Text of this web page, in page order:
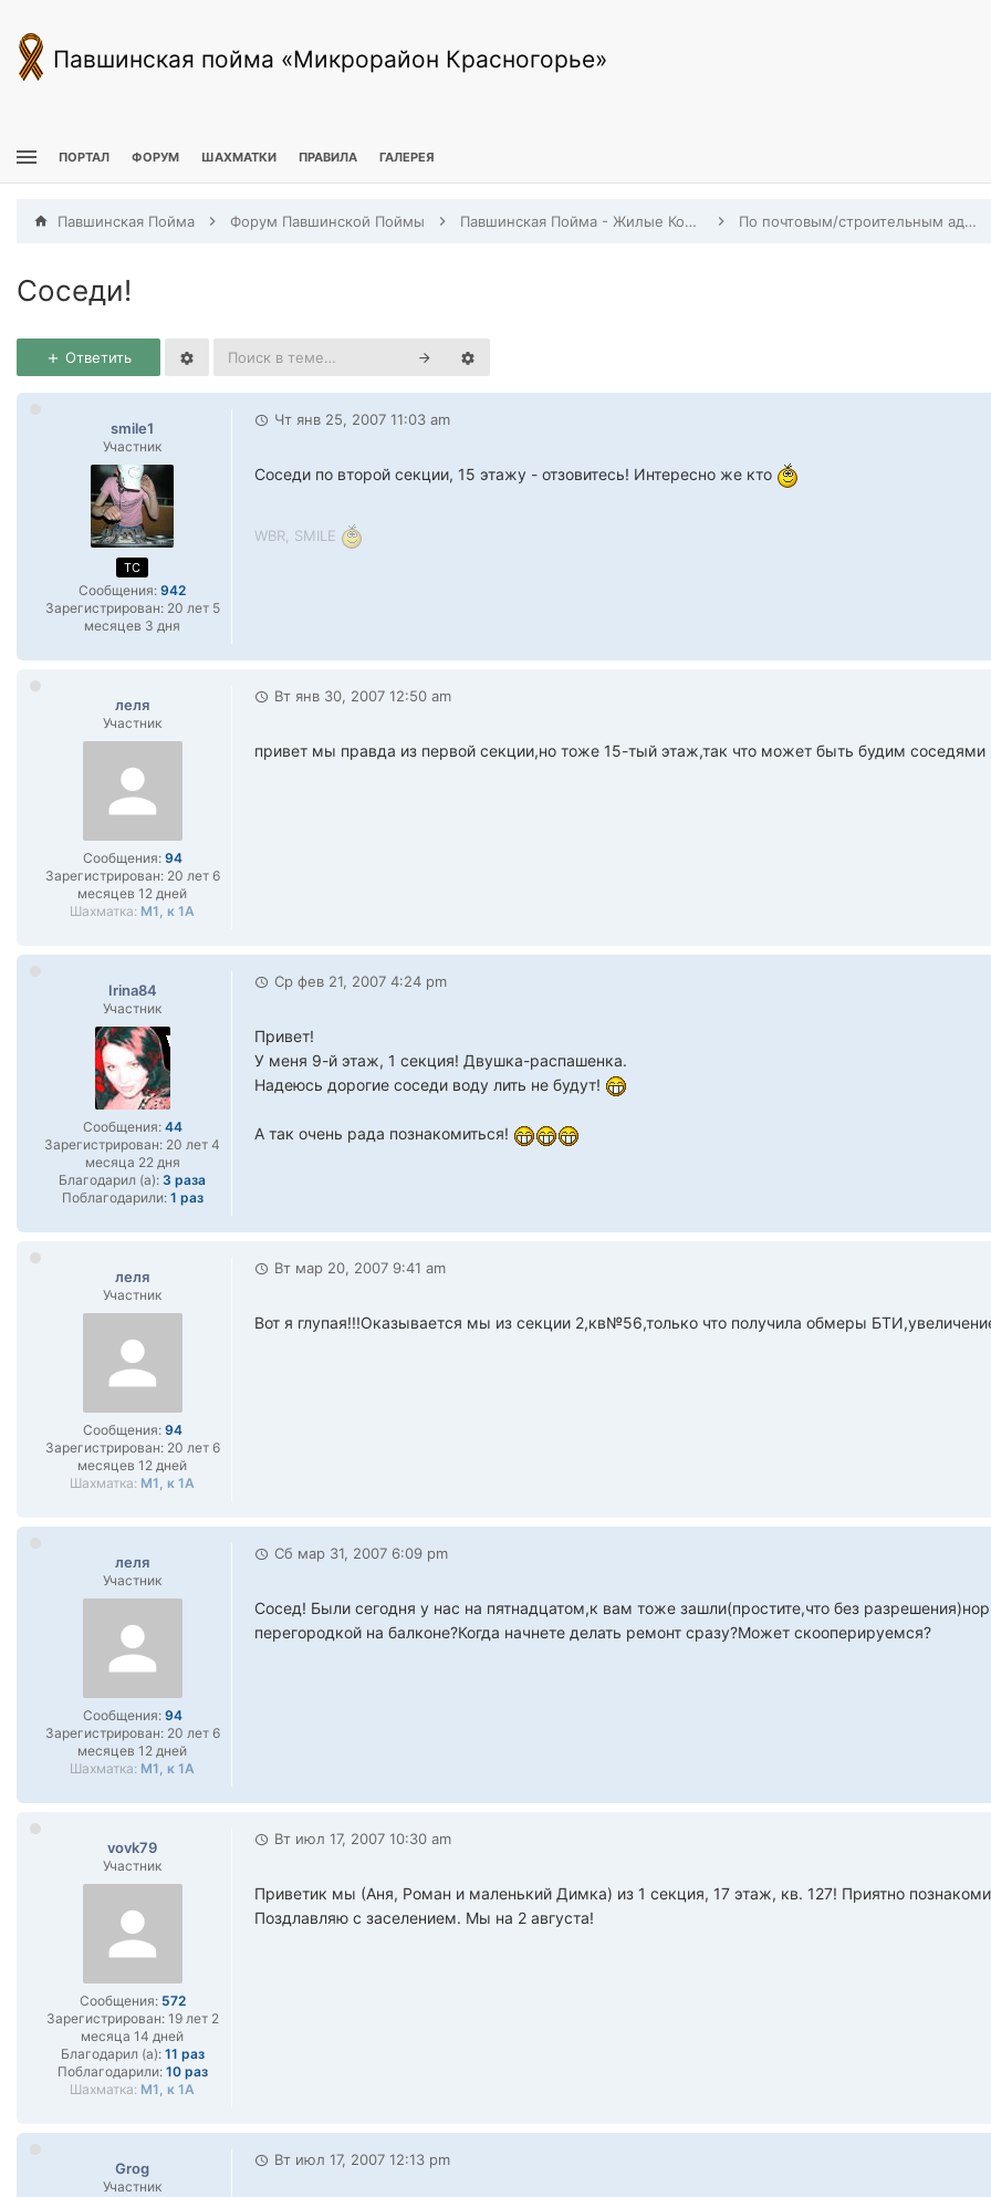
Павшинская пойма «Микрорайон Красногорье»
ПОРТАЛ ФОРУМ ШАХМАТКИ ПРАВИЛА ГАЛЕРЕЯ
Павшинская Пойма Форум Павшинской Поймы Павшинская Пойма - Жилые Комплексы, Строительство, Заселение, Дома по адресам По почтовым/строительным адресам Павшинской Поймы
Соседи!
Ответить
smile1
Участник
TC
Сообщения: 942
Зарегистрирован: 20 лет 5
месяцев 3 дня
Чт янв 25, 2007 11:03 am
Соседи по второй секции, 15 этажу - отзовитесь! Интересно же кто
WBR, SMILE
леля
Участник
Сообщения: 94
Зарегистрирован: 20 лет 6
месяцев 12 дней
Шахматка: М1, к 1А
Вт янв 30, 2007 12:50 am
привет мы правда из первой секции,но тоже 15-тый этаж,так что может быть будим соседями
Irina84
Участник
Сообщения: 44
Зарегистрирован: 20 лет 4
месяца 22 дня
Благодарил (а): 3 раза
Поблагодарили: 1 раз
Ср фев 21, 2007 4:24 pm
Привет!
У меня 9-й этаж, 1 секция! Двушка-распашенка.
Надеюсь дорогие соседи воду лить не будут!
А так очень рада познакомиться!
леля
Участник
Сообщения: 94
Зарегистрирован: 20 лет 6
месяцев 12 дней
Шахматка: М1, к 1А
Вт мар 20, 2007 9:41 am
Вот я глупая!!!Оказывается мы из секции 2,кв№56,только что получила обмеры
леля
Участник
Сообщения: 94
Зарегистрирован: 20 лет 6
месяцев 12 дней
Шахматка: М1, к 1А
Сб мар 31, 2007 6:09 pm
Сосед! Были сегодня у нас на пятнадцатом,к вам тоже зашли(простите,что без
перегородкой на балконе?Когда начнете делать ремонт сразу?Может скооперируемся?
vovk79
Участник
Сообщения: 572
Зарегистрирован: 19 лет 2
месяца 14 дней
Благодарил (а): 11 раз
Поблагодарили: 10 раз
Шахматка: М1, к 1А
Вт июл 17, 2007 10:30 am
Приветик мы (Аня, Роман и маленький Димка) из 1 секция, 17 этаж, кв. 127! Приятно
Поздлавляю с заселением. Мы на 2 августа!
Grog
Участник
Вт июл 17, 2007 12:13 pm